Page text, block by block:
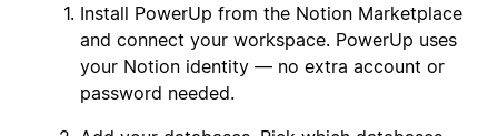
Install PowerUp from the Notion Marketplace
and connect your workspace. PowerUp uses
your Notion identity — no extra account or
password needed.